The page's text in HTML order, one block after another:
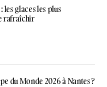
les glaces les plus
rafraîchir
du Monde 2026 à Nantes ?